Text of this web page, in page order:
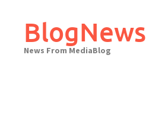
contentBlogNews
News From MediaBlog